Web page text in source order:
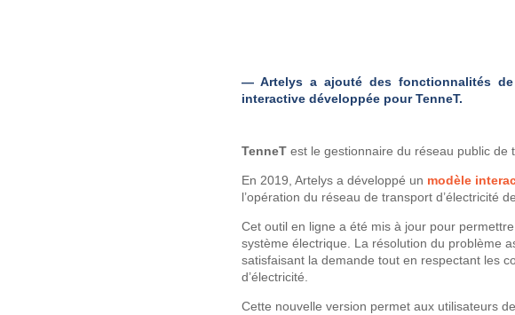
— Artelys a ajouté des fonctionnalités de
interactive développée pour TenneT.
TenneT est le gestionnaire du réseau public de
En 2019, Artelys a développé un modèle
l’opération du réseau de transport d’électricité
Cet outil en ligne a été mis à jour pour
système électrique. La résolution du problème
satisfaisant la demande tout en respectant les
d’électricité.
Cette nouvelle version permet aux utilisateurs